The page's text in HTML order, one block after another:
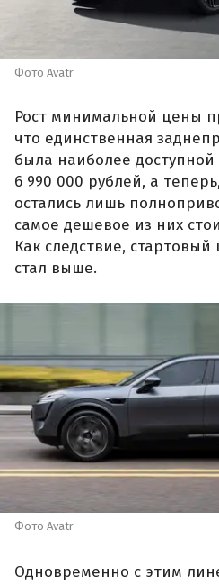
Фото Avatr
Рост минимальной цены
что единственная
была наиболее доступной
6 990 000 рублей, а
остались лишь
самое дешевое из них
Как следствие,
стал выше.
Фото Avatr
Одновременно с этим